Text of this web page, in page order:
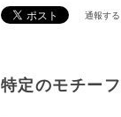
通報する
特定のモチー